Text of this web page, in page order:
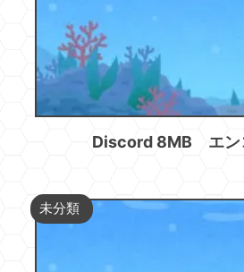
Discord 8MB エン
未分類